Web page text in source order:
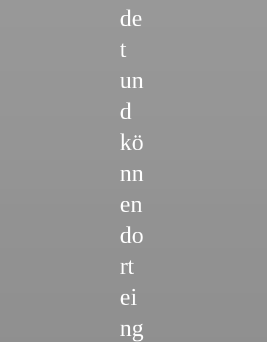
de
t
un
d
kö
nn
en
do
rt
ei
ng